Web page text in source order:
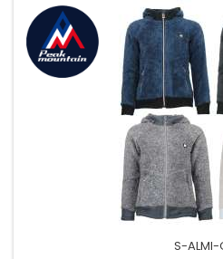
S-ALMI-